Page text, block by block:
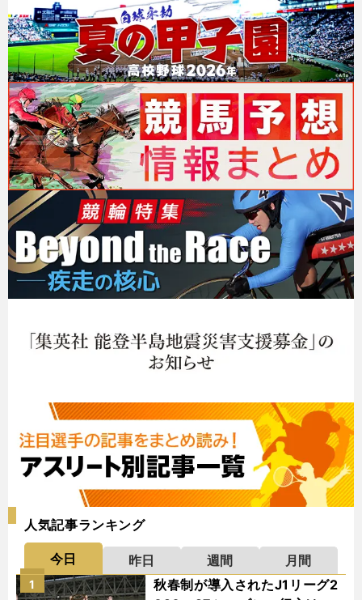
人気記事ランキング
今日 昨日 週間
月間
秋春制が導入されたJ1リーグ2
1